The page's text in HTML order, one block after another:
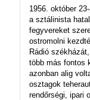
1956. október
a sztálinista
fegyvereket
ostromolni
Rádió
több más fontos
azonban alig
osztagok
rendőrségi, ipari